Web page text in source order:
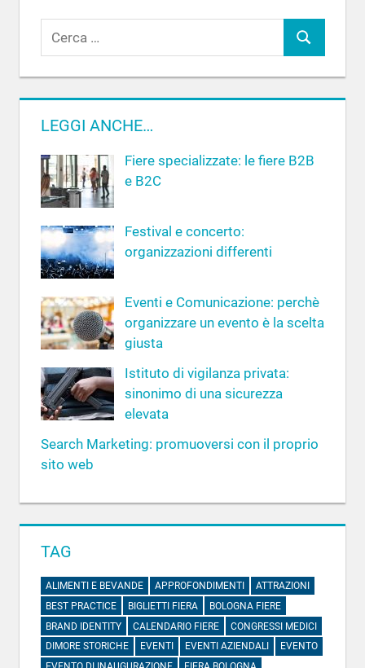
c
p
e
r
:
r
LEGGI ANCHE…
Fiere specializzate: le fiere B2B
e B2C
Festival e concerto:
organizzazioni differenti
Eventi e Comunicazione: perchè
organizzare un evento è la scelta
giusta
Istituto di vigilanza privata:
sinonimo di una sicurezza
elevata
Search Marketing: promuoversi con il proprio
sito web
TAG
ALIMENTI E BEVANDE APPROFONDIMENTI
ATTRAZIONI
BEST PRACTICE
BIGLIETTI FIERA
BOLOGNA FIERE
BRAND IDENTITY
CALENDARIO FIERE
CONGRESSI MEDICI
DIMORE STORICHE
EVENTI EVENTI AZIENDALI
EVENTO